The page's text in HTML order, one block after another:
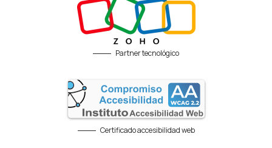
Partner tecnológico
Certificado accesibilidad web